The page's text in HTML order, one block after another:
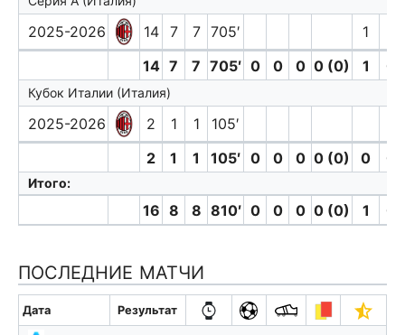
2025-2026 14 7 7 705′
1
14 7 7 705′ 0 0 0 0 (0) 1 0
Кубок Италии (Италия)
2025-2026 2 1 1
105′
2
1 1 105′ 0 0 0 0 (0) 0 0
Итого:
16 8 8 810′ 0 0 0 0 (0) 1 0
ПОСЛЕДНИЕ МАТЧИ
Дата Результат